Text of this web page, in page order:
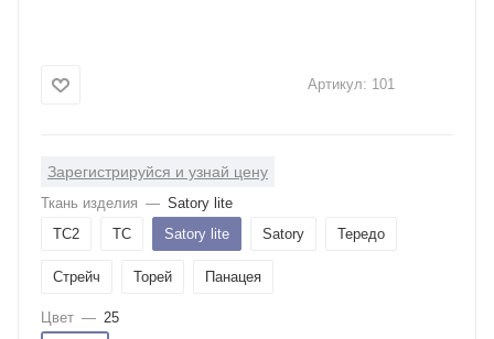
Артикул: 101
Зарегистрируйся и узнай цену
Ткань изделия — Satory lite
ТС2
ТС Satory lite Satory Тередо
Стрейч Торей Панацея
Цвет — 25